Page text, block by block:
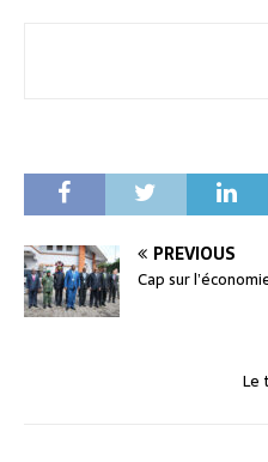
PREVIOUS
Cap sur
Le